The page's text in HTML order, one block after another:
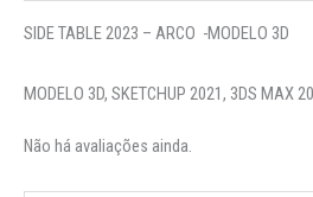
SIDE TABLE 2023 – ARCO -MODELO 3D
MODELO 3D, SKETCHUP 2021, 3DS MAX
Não há avaliações ainda.